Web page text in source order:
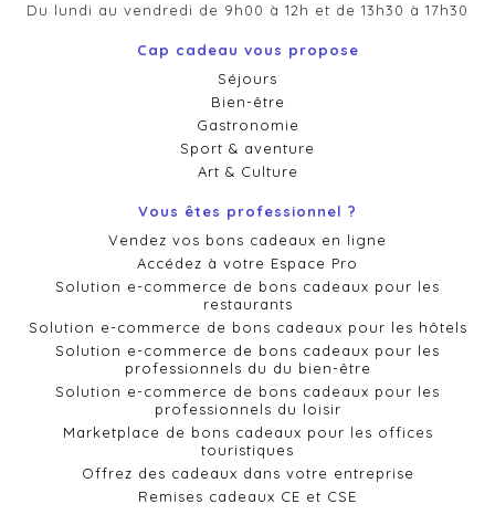
Du lundi au vendredi de 9h00 à 12h et de 13h30 à 17h30
Cap cadeau vous propose
Séjours
Bien-être
Gastronomie
Sport & aventure
Art & Culture
Vous êtes professionnel ?
Vendez vos bons cadeaux en ligne
Accédez à votre Espace Pro
Solution e-commerce de bons cadeaux pour les
restaurants
Solution e-commerce de bons cadeaux pour les hôtels
Solution e-commerce de bons cadeaux pour les
professionnels du du bien-être
Solution e-commerce de bons cadeaux pour les
professionnels du loisir
Marketplace de bons cadeaux pour les offices
touristiques
Offrez des cadeaux dans votre entreprise
Remises cadeaux CE et CSE